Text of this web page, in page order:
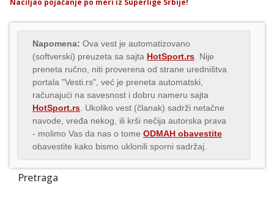
Napomena: Ova vest je automatizovano
(softverski) preuzeta sa sajta HotSport.rs . Nije
preneta ručno, niti proverena od strane uredništva
portala "Vesti.rs", već je preneta automatski,
računajući na savesnost i dobru nameru sajta
HotSport.rs . Ukoliko vest (članak) sadrži netačne
navode, vređa nekog, ili krši nečija autorska prava
- molimo Vas da nas o tome ODMAH obavestite
obavestite kako bismo uklonili sporni sadržaj.
Pretraga